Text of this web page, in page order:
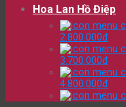
Hoa Lan Hồ Điệp
2.800.000đ
3.700.000đ
4.800.000đ